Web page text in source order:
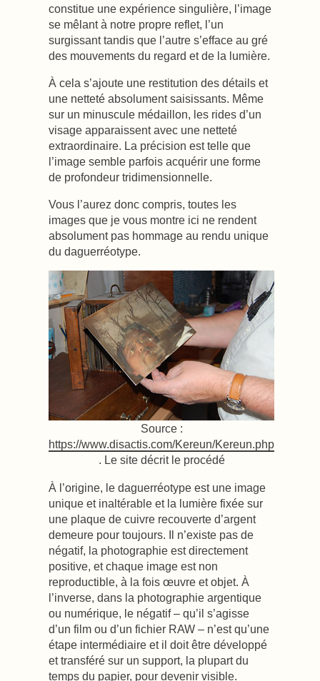
constitue une expérience singulière, l’image
se mêlant à notre propre reflet, l’un
surgissant tandis que l’autre s’efface au gré
des mouvements du regard et de la lumière.
À cela s’ajoute une restitution des détails et
une netteté absolument saisissants. Même
sur un minuscule médaillon, les rides d’un
visage apparaissent avec une netteté
extraordinaire. La précision est telle que
l’image semble parfois acquérir une forme
de profondeur tridimensionnelle.
Vous l’aurez donc compris, toutes les
images que je vous montre ici ne rendent
absolument pas hommage au rendu unique
du daguerréotype.
Source :
https://www.disactis.com/Kereun/Kereun.php
. Le site décrit le procédé
À l’origine, le daguerréotype est une image
unique et inaltérable et la lumière fixée sur
une plaque de cuivre recouverte d’argent
demeure pour toujours. Il n’existe pas de
négatif, la photographie est directement
positive, et chaque image est non
reproductible, à la fois œuvre et objet. À
l’inverse, dans la photographie argentique
ou numérique, le négatif – qu’il s’agisse
d’un film ou d’un fichier RAW – n’est qu’une
étape intermédiaire et il doit être développé
et transféré sur un support, la plupart du
temps du papier, pour devenir visible.